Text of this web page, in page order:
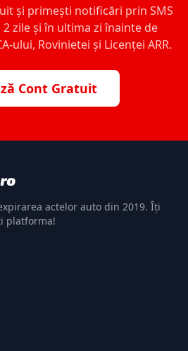
și primești notificări prin SMS
2 zile și în ultima zi înainte de
ului, Rovinietei și Licenței ARR.
Cont Gratuit
actelor auto din 2019. Îți
platforma!